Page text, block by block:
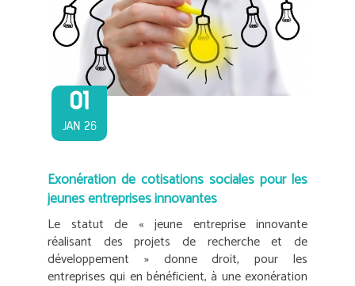
01
JAN 26
Exonération de cotisations sociales pour les
jeunes entreprises innovantes
Le statut de « jeune entreprise innovante
réalisant des projets de recherche et de
développement » donne droit, pour les
entreprises qui en bénéficient, à une exonération